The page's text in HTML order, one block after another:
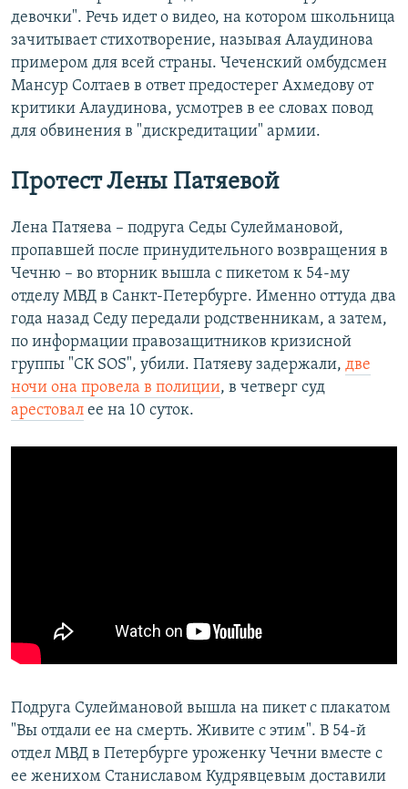
девочки". Речь идет о видео, на котором школьница
зачитывает стихотворение, называя Алаудинова
примером для всей страны. Чеченский омбудсмен
Мансур Солтаев в ответ предостерег Ахмедову от
критики Алаудинова, усмотрев в ее словах повод
для обвинения в "дискредитации" армии.
Протест Лены Патяевой
Лена Патяева – подруга Седы Сулеймановой,
пропавшей после принудительного возвращения в
Чечню – во вторник вышла с пикетом к 54-му
отделу МВД в Санкт-Петербурге. Именно оттуда два
года назад Седу передали родственникам, а затем,
по информации правозащитников кризисной
группы "СК SOS", убили. Патяеву задержали, две
ночи она провела в полиции, в четверг суд
арестовал ее на 10 суток.
Подруга Сулеймановой вышла на пикет с плакатом
"Вы отдали ее на смерть. Живите с этим". В 54-й
отдел МВД в Петербурге уроженку Чечни вместе с
ее женихом Станиславом Кудрявцевым доставили